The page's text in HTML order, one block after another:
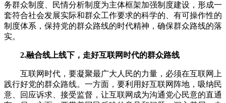
务群众制度、民情分析制度为主体框架加强制度建设，形成一
套符合社会发展实际和群众工作要求的科学的、有可操作性的
制度体系，保持党的群众路线的时代精神，确保群众路线的落
实。
2.融合线上线下，走好互联网时代的群众路线
互联网时代，要凝聚最广大人民的力量，必须在互联网上
践行好党的群众路线。一方面，要利用好互联网阵地，吸纳民
意、回应诉求、接受监督，让互联网成为沟通党心民意的直通